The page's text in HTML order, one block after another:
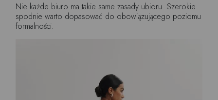
Nie każde biuro ma takie same zasady ubioru. Szerokie
spodnie warto dopasować do obowiązującego poziomu
formalności.